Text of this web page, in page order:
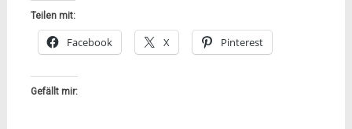
Teilen mit:
Facebook X Pinterest
Gefällt mir: